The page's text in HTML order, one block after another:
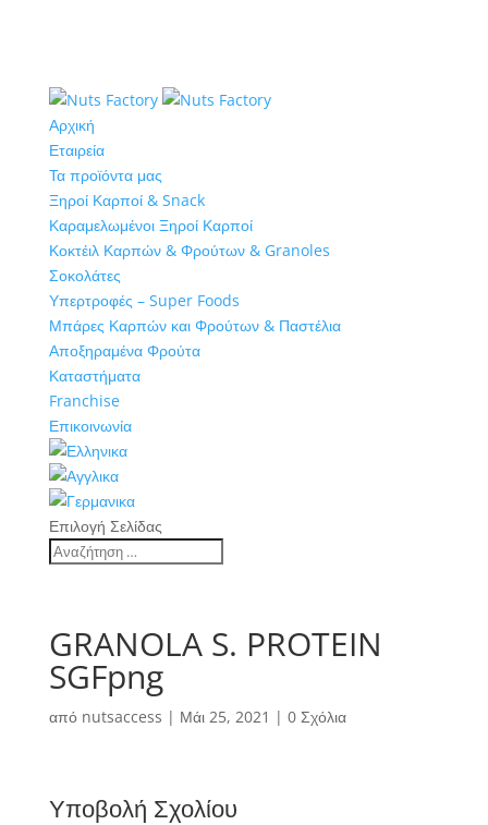
Αρχική
Εταιρεία
Τα προϊόντα μας
Ξηροί Καρποί & Snack
Καραμελωμένοι Ξηροί Καρποί
Κοκτέιλ Καρπών & Φρούτων & Granoles
Σοκολάτες
Υπερτροφές – Super Foods
Μπάρες Καρπών και Φρούτων & Παστέλια
Αποξηραμένα Φρούτα
Καταστήματα
Franchise
Επικοινωνία
Επιλογή Σελίδας
GRANOLA S. PROTEIN
SGFpng
από nutsaccess | Μάι 25, 2021 | 0 Σχόλια
Υποβολή Σχολίου